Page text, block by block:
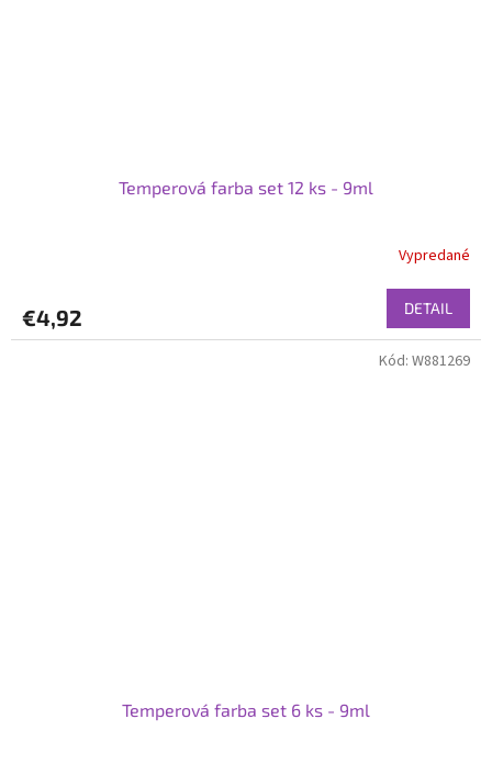
Temperová farba set 12 ks - 9ml
Vypredané
€4,92 DETAIL
Temperová farba set 6 ks - 9ml
Kód: W881269